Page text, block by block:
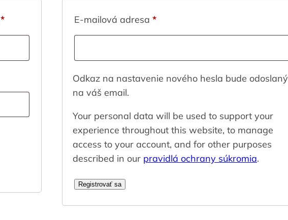
*Povinné E-mailová adresa *Povinné
Odkaz na nastavenie nového hesla bude odoslaný
na váš email.
Your personal data will be used to support your
experience throughout this website, to manage
access to your account, and for other purposes
described in our pravidlá ochrany súkromia.
Registrovať sa